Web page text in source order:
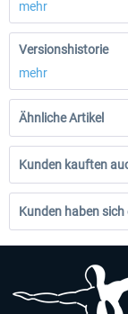
mehr
Versionshistorie
mehr
Ähnliche Artikel
Kunden kauften
Kunden haben